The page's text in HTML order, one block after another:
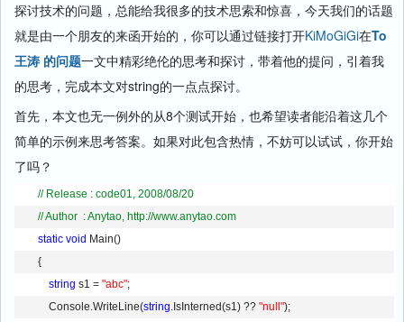
探讨技术的问题，总能给我很多的技术思索和惊喜，今天我们的话题
就是由一个朋友的来函开始的，你可以通过链接打开KiMoGiGi在To
王涛 的问题一文中精彩绝伦的思考和探讨，带着他的提问，引着我
的思考，完成本文对string的一点点探讨。
首先，本文也无一例外的从8个测试开始，也希望读者能沿着这几个
简单的示例来思考答案。如果对此包含热情，不妨可以试试，你开始
了吗？
// Release : code01, 2008/08/20
// Author  : Anytao, http://www.anytao.com
static void Main()
        {
string s1 = "abc";
            Console.WriteLine(
string.IsInterned(s1) ?? "null");